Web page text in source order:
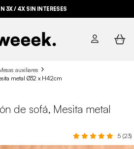
3X / 4X SIN INTERESES
STOCK HASTA -70%*
auxiliares
metal Ø32 x H42cm
de sofá, Mesita metal
5 (23)